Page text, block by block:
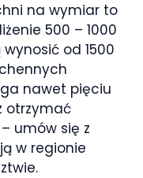
na wymiar to
500 – 1000
od 1500
nawet pięciu
otrzymać
umów się z
w regionie